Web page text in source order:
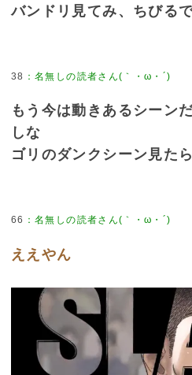
バンドリ見てみ、ちびる
38
もう今は動きあるシーン
しな
ゴリのダンクシーン見た
66
ええやん